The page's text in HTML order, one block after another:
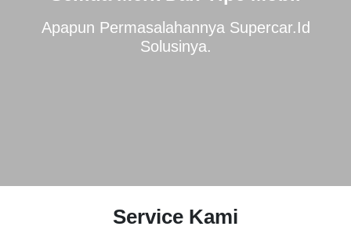
Apapun Permasalahannya Supercar.id
Solusinya.
Service Kami